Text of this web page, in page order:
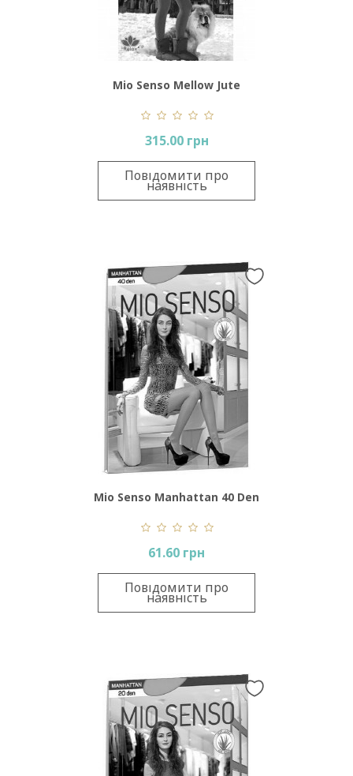
Mio Senso Mellow Jute
315.00 грн
Повідомити про
наявність
Mio Senso Manhattan 40 Den
61.60 грн
Повідомити про
наявність